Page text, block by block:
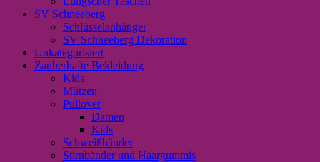
SV Schneeberg
Schlüsselanhänger
SV Schneeberg Dekoration
Unkategorisiert
Zauberhafte Bekleidung
Kids
Mützen
Pullover
Damen
Kids
Schweißbänder
Stirnbänder und Haargummis